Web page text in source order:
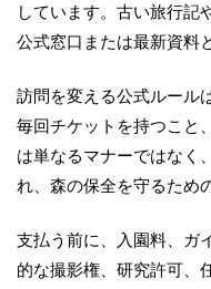
しています。古い旅行記
公式窓口または最新資料
訪問を変える公式ルール
毎回チケットを持つこと
は単なるマナーではなく
れ、森の保全を守るため
支払う前に、入園料、ガ
的な撮影権、研究許可、